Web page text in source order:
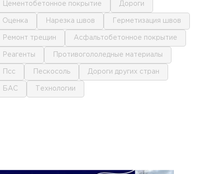
цементобетонное покрытие дороги
оценка нарезка швов герметизация швов
ремонт трещин асфальтобетонное покрытие
реагенты противогололедные материалы
псс пескосоль дороги других стран
БАС технологии